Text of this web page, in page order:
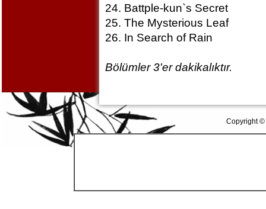
24. Battple-kun`s Secret
25. The Mysterious Leaf
26. In Search of Rain
Bölümler 3'er dakikalıktır.
Copyright ©